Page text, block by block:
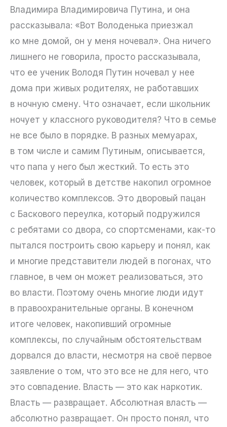
Владимира Владимировича Путина, и она
рассказывала: «Вот Володенька приезжал
ко мне домой, он у меня ночевал». Она ничего
лишнего не говорила, просто рассказывала,
что ее ученик Володя Путин ночевал у нее
дома при живых родителях, не работавших
в ночную смену. Что означает, если школьник
ночует у классного руководителя? Что в семье
не все было в порядке. В разных мемуарах,
в том числе и самим Путиным, описывается,
что папа у него был жесткий. То есть это
человек, который в детстве накопил огромное
количество комплексов. Это дворовый пацан
с Баскового переулка, который подружился
с ребятами со двора, со спортсменами, как-то
пытался построить свою карьеру и понял, как
и многие представители людей в погонах, что
главное, в чем он может реализоваться, это
во власти. Поэтому очень многие люди идут
в правоохранительные органы. В конечном
итоге человек, накопивший огромные
комплексы, по случайным обстоятельствам
дорвался до власти, несмотря на своё первое
заявление о том, что это все не для него, что
это совпадение. Власть — это как наркотик.
Власть — развращает. Абсолютная власть —
абсолютно развращает. Он просто понял, что